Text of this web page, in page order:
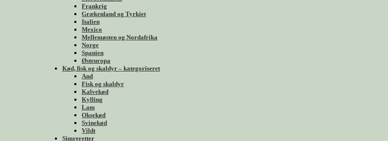
Frankrig
Grækenland og Tyrkiet
Italien
Mexico
Mellemøsten og Nordafrika
Norge
Spanien
Østeuropa
Kød, fisk og skaldyr – kategoriseret
And
Fisk og skaldyr
Kalvekød
Kylling
Lam
Oksekød
Svinekød
Vildt
Simreretter